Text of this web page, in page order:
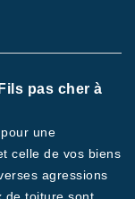
pas cher à
une
celle de vos biens
agressions